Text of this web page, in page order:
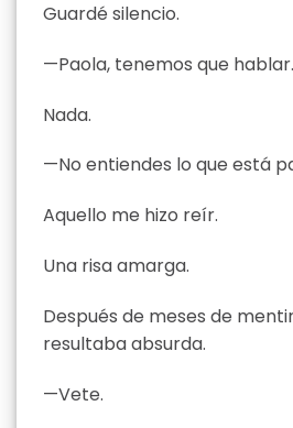
Guardé silencio.
—Paola, tenemos que hablar.
Nada.
—No entiendes lo que está
Aquello me hizo reír.
Una risa amarga.
Después de meses de
resultaba absurda.
—Vete.